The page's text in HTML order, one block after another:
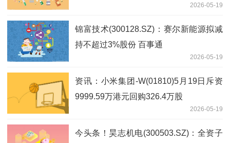
2026-05-19
锦富技术(300128.SZ)：赛尔新能源拟减
持不超过3%股份 百事通
2026-05-19
资讯：小米集团-W(01810)5月19日斥资
9999.59万港元回购326.4万股
2026-05-19
今头条！昊志机电(300503.SZ)：全资子